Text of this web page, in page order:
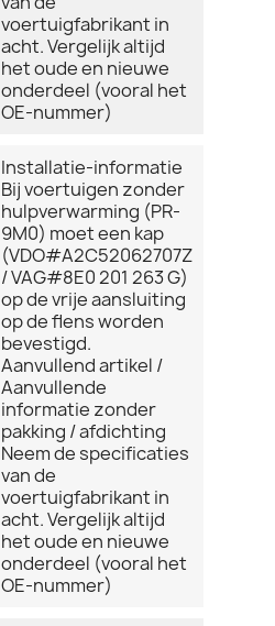
voertuigfabrikant in
acht. Vergelijk altijd
het oude en nieuwe
onderdeel (vooral het
OE-nummer)
Installatie-informatie
Bij voertuigen zonder
hulpverwarming (PR-
9M0) moet een kap
(VDO#A2C52062707Z
/ VAG#8E0 201 263 G)
op de vrije aansluiting
op de flens worden
bevestigd.
Aanvullend artikel /
Aanvullende
informatie zonder
pakking / afdichting
Neem de specificaties
van de
voertuigfabrikant in
acht. Vergelijk altijd
het oude en nieuwe
onderdeel (vooral het
OE-nummer)